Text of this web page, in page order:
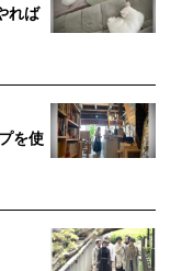
れば
を使